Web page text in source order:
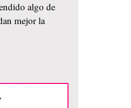
algo de
mejor la